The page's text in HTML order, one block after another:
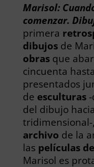
Marisol:
comenzar.
primera
dibujosde
obrasque
cincuenta
presentados
de esculturas-
del dibujo
tridimensional-,
archivo de la
las películas
Marisol es